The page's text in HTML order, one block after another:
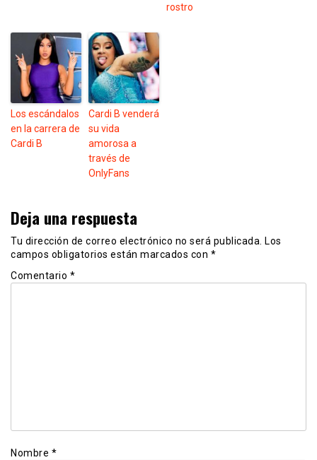
rostro
Los escándalos
en la carrera de
Cardi B
Cardi B venderá
su vida
amorosa a
través de
OnlyFans
Deja una respuesta
Tu dirección de correo electrónico no será publicada.
Los
campos obligatorios están marcados con *
Comentario *
Nombre *